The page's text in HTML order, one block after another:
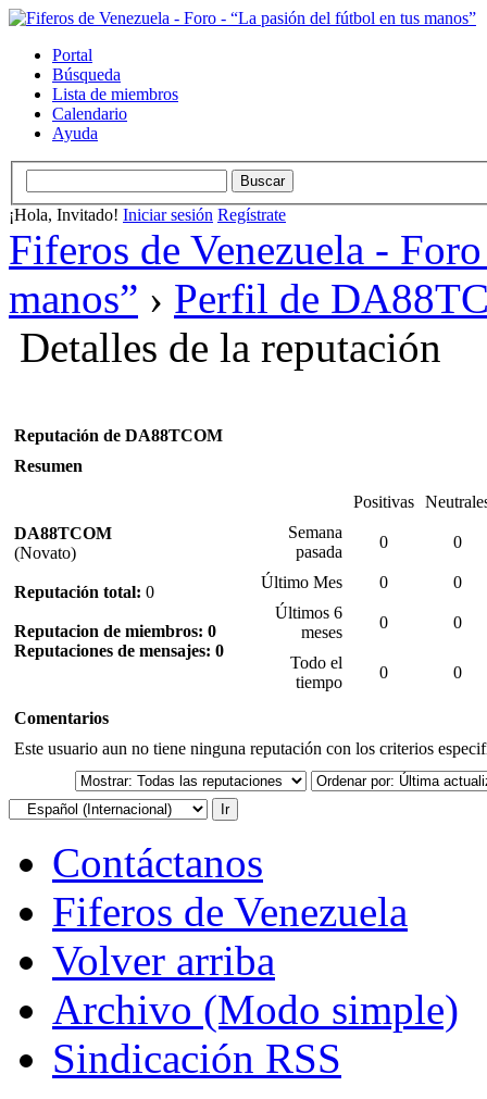
Portal
Búsqueda
Lista de miembros
Calendario
Ayuda
¡Hola, Invitado! Iniciar sesión Regístrate
Fiferos de Venezuela -
manos” › Perfil de
Detalles de la reputación
Reputación de DA88TCOM
Resumen
DA88TCOM
(Novato)
Reputación total: 0
Reputacion de miembros: 0
Reputaciones de mensajes: 0
Positivas
Semana
pasada
0 0
Último Mes 0
0
Últimos 6
meses
0 0
Todo el
tiempo
0 0
Comentarios
Este usuario aun no tiene ninguna reputación con los criterios
Contáctanos
Fiferos de Venezuela
Volver arriba
Archivo (Modo simple)
Sindicación RSS